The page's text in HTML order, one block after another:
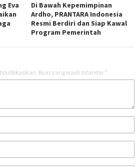
Eva
Di Bawah Kepemimpinan
Ardho, PRANTARA Indonesia
Resmi Berdiri dan Siap Kawal
Program Pemerintah
Ruas yang wajib ditandai *